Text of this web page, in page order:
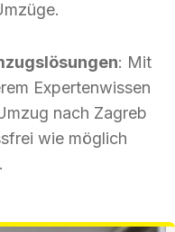
: Mit
Expertenwissen
nach Zagreb
wie möglich